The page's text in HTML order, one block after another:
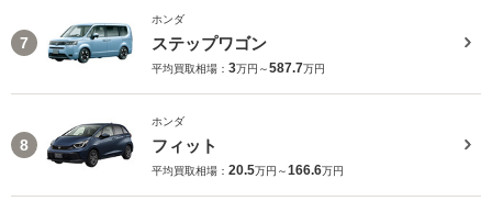
7
ホンダ
ステップワゴン
平均買取相場： 3万円～587.7万円
8
ホンダ
フィット
平均買取相場： 20.5万円～166.6万円